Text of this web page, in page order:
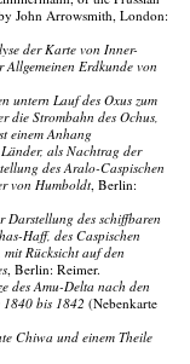
John Arrowsmith, London:
der Karte von Inner-
Allgemeinen Erdkunde von
untern Lauf des Oxus zum
die Strombahn des Ochus,
einem Anhang
als Nachtrag der
des Aralo-Caspischen
von Humboldt, Berlin:
Darstellung des schiffbaren
Haff, des Caspischen
mit Rücksicht auf den
, Berlin: Reimer.
des Amu-Delta nach den
1840 bis 1842 (Nebenkarte
Chiwa und einem Theile